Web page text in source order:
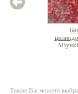
Также Вы можете